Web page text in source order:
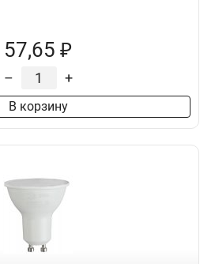
57,65 ₽
– +
В корзину